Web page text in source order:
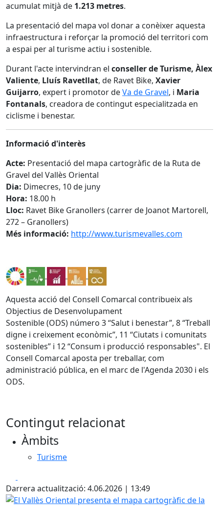
acumulat mitjà de 1.213 metres.
La presentació del mapa vol donar a conèixer aquesta
infraestructura i reforçar la promoció del territori com
a espai per al turisme actiu i sostenible.
Durant l'acte intervindran el conseller de Turisme, Àlex
Valiente, Lluís Ravetllat, de Ravet Bike, Xavier
Guijarro, expert i promotor deVa de Gravel, i Maria
Fontanals, creadora de contingut especialitzada en
ciclisme i benestar.
Informació d'interès
Acte: Presentació del mapa cartogràfic de la Ruta de
Gravel del Vallès Oriental
Dia: Dimecres, 10 de juny
Hora: 18.00 h
Lloc: Ravet Bike Granollers (carrer de Joanot Martorell,
272 – Granollers)
Més informació: http://www.turismevalles.com
Aquesta acció del Consell Comarcal contribueix als
Objectius de Desenvolupament
Sostenible (ODS) número 3 “Salut i benestar”, 8 “Treball
digne i creixement econòmic”, 11 “Ciutats i comunitats
sostenibles” i 12 “Consum i producció responsables". El
Consell Comarcal aposta per treballar, com
administració pública, en el marc de l'Agenda 2030 i els
ODS.
Contingut relacionat
Àmbits
Turisme
Darrera actualització: 4.06.2026 | 13:49
El Vallès Oriental presenta el mapa cartogràfic de la Ruta